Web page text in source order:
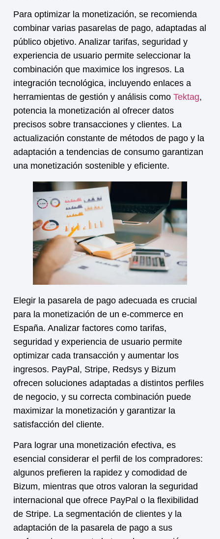
Para optimizar la monetización, se recomienda
combinar varias pasarelas de pago, adaptadas al
público objetivo. Analizar tarifas, seguridad y
experiencia de usuario permite seleccionar la
combinación que maximice los ingresos. La
integración tecnológica, incluyendo enlaces a
herramientas de gestión y análisis como Tektag,
potencia la monetización al ofrecer datos
precisos sobre transacciones y clientes. La
actualización constante de métodos de pago y la
adaptación a tendencias de consumo garantizan
una monetización sostenible y eficiente.
Elegir la pasarela de pago adecuada es crucial
para la monetización de un e-commerce en
España. Analizar factores como tarifas,
seguridad y experiencia de usuario permite
optimizar cada transacción y aumentar los
ingresos. PayPal, Stripe, Redsys y Bizum
ofrecen soluciones adaptadas a distintos perfiles
de negocio, y su correcta combinación puede
maximizar la monetización y garantizar la
satisfacción del cliente.
Para lograr una monetización efectiva, es
esencial considerar el perfil de los compradores:
algunos prefieren la rapidez y comodidad de
Bizum, mientras que otros valoran la seguridad
internacional que ofrece PayPal o la flexibilidad
de Stripe. La segmentación de clientes y la
adaptación de la pasarela de pago a sus